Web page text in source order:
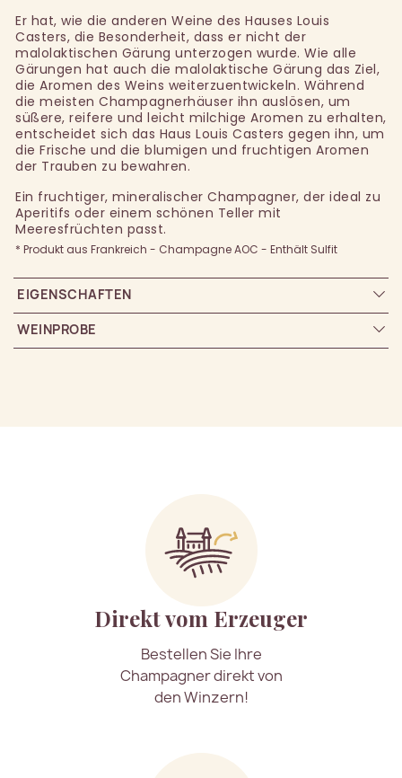
Er hat, wie die anderen Weine des Hauses Louis
Casters, die Besonderheit, dass er nicht der
malolaktischen Gärung unterzogen wurde. Wie alle
Gärungen hat auch die malolaktische Gärung das Ziel,
die Aromen des Weins weiterzuentwickeln. Während
die meisten Champagnerhäuser ihn auslösen, um
süßere, reifere und leicht milchige Aromen zu erhalten,
entscheidet sich das Haus Louis Casters gegen ihn, um
die Frische und die blumigen und fruchtigen Aromen
der Trauben zu bewahren.
Ein fruchtiger, mineralischer Champagner, der ideal zu
Aperitifs oder einem schönen Teller mit
Meeresfrüchten passt.
* Produkt aus Frankreich - Champagne AOC - Enthält Sulfit
EIGENSCHAFTEN
WEINPROBE
Direkt vom Erzeuger
Bestellen Sie Ihre
Champagner direkt von
den Winzern!